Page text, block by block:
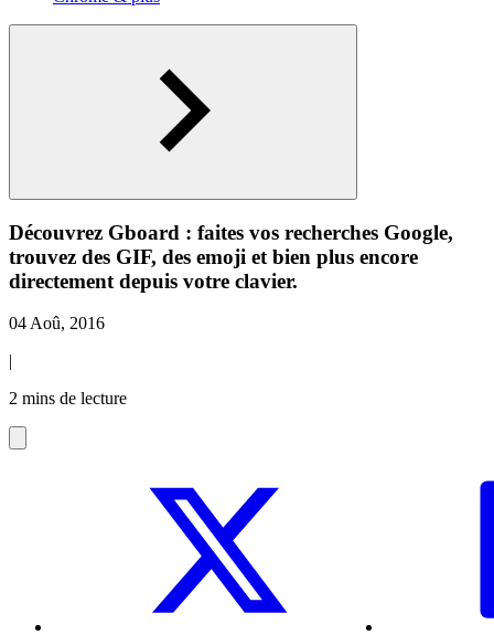
Découvrez Gboard : faites vos recherches Google,
trouvez des GIF, des emoji et bien plus encore
directement depuis votre clavier.
04 Aoû, 2016
|
2 mins de lecture